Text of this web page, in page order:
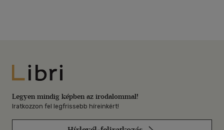
Libri
Legyen mindig képben az irodalommal!
Iratkozzon fel legfrissebb híreinkért!